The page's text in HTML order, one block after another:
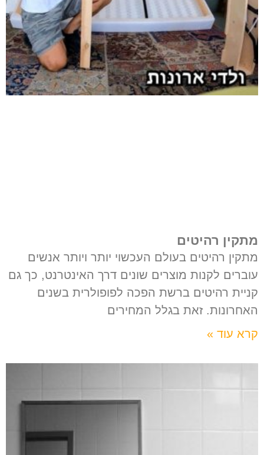
מתקין רהיטים
מתקין רהיטים בעולם העכשוי יותר ויותר אנשים
עוברים לקנות מוצרים שונים דרך האינטרנט, כך גם
קניית רהיטים ברשת הפכה לפופולרית בשנים
האחרונות. זאת בגלל המחירים
קרא עוד »